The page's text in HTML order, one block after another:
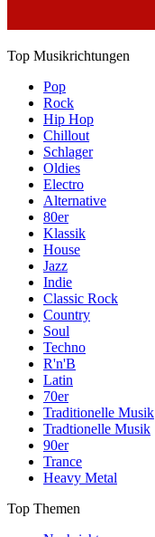
Top Musikrichtungen
Pop
Rock
Hip Hop
Chillout
Schlager
Oldies
Electro
Alternative
80er
Klassik
House
Jazz
Indie
Classic Rock
Country
Soul
Techno
R'n'B
Latin
70er
Traditionelle Musik
Tradtionelle Musik
90er
Trance
Heavy Metal
Top Themen